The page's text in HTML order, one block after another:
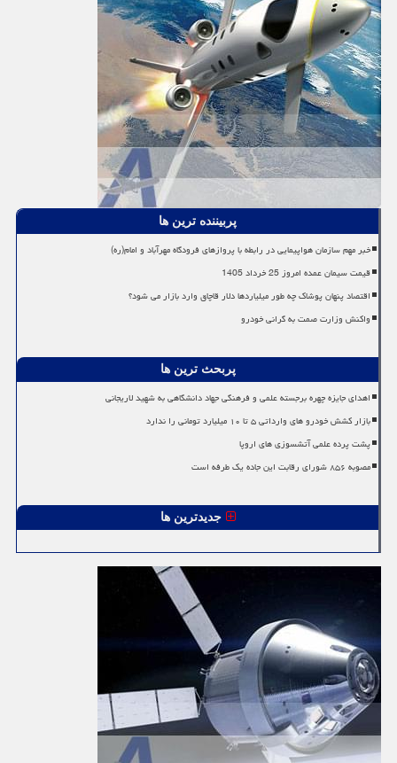
پربیننده ترین ها
خبر مهم سازمان هواپیمایی در رابطه با پروازهای فرودگاه مهرآباد و امام(ره)
قیمت سیمان عمده امروز 25 خرداد 1405
اقتصاد پنهان پوشاک چه طور میلیاردها دلار قاچاق وارد بازار می شود؟
واکنش وزارت صمت به گرانی خودرو
پربحث ترین ها
اهدای جایزه چهره برجسته علمی و فرهنگی جهاد دانشگاهی به شهید لاریجانی
بازار کشش خودرو های وارداتی ۵ تا ۱۰ میلیارد تومانی را ندارد
پشت پرده علمی آتشسوزی های اروپا
مصوبه ۸۵۶ شورای رقابت این جاده یک طرفه است
جدیدترین ها